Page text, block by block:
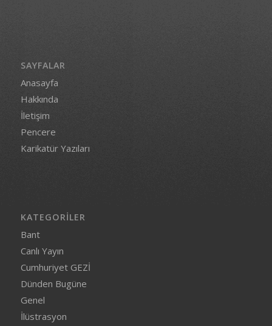
SAYFALAR
Anasayfa
Hakkında
İletişim
Pencere
Karikatür Yazıları
KATEGORILER
Bant
Canlı Yayın
Cumhuriyet GEZİ
Dünden Bugüne
Genel
İlüstrasyon